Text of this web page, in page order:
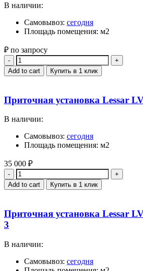
В наличии:
Самовывоз: сегодня
Площадь помещения: м2
₽ по запросу
Quantity
Add to cart Купить в 1 клик
Приточная установка Lessar
В наличии:
Самовывоз: сегодня
Площадь помещения: м2
35 000 ₽
Quantity
Add to cart Купить в 1 клик
Приточная установка Lessar
3
В наличии:
Самовывоз: сегодня